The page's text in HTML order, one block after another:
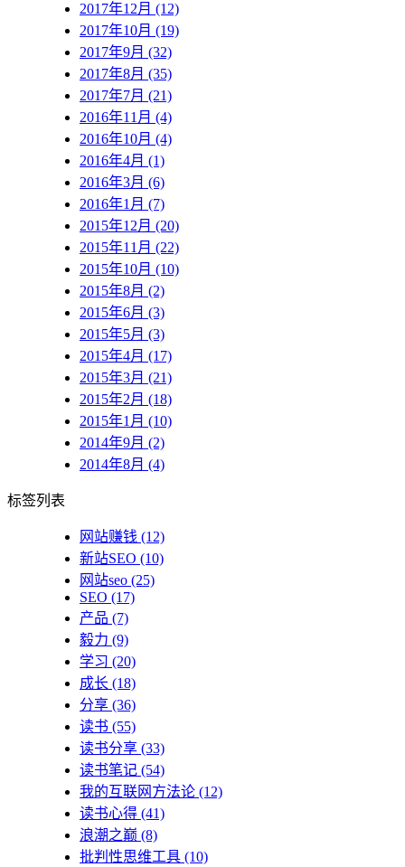
2017年12月 (12)
2017年10月 (19)
2017年9月 (32)
2017年8月 (35)
2017年7月 (21)
2016年11月 (4)
2016年10月 (4)
2016年4月 (1)
2016年3月 (6)
2016年1月 (7)
2015年12月 (20)
2015年11月 (22)
2015年10月 (10)
2015年8月 (2)
2015年6月 (3)
2015年5月 (3)
2015年4月 (17)
2015年3月 (21)
2015年2月 (18)
2015年1月 (10)
2014年9月 (2)
2014年8月 (4)
标签列表
网站赚钱 (12)
新站SEO (10)
网站seo (25)
SEO (17)
产品 (7)
毅力 (9)
学习 (20)
成长 (18)
分享 (36)
读书 (55)
读书分享 (33)
读书笔记 (54)
我的互联网方法论 (12)
读书心得 (41)
浪潮之巅 (8)
批判性思维工具 (10)